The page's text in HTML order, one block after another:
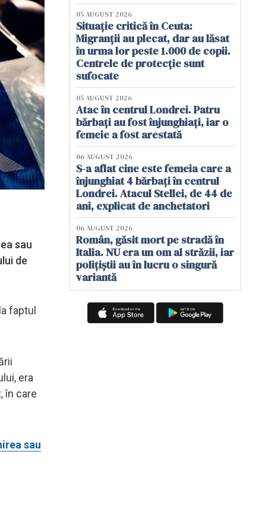
sau
de
faptul
era
în care
sau
05 AUGUST 2026
Situație critică în Ceuta:
Migranții au plecat, dar au lăsat
în urma lor peste 1.000 de copii.
Centrele de protecție sunt
sufocate
05 AUGUST 2026
Atac în centrul Londrei. Patru
bărbați au fost înjunghiați, iar o
femeie a fost arestată
06 AUGUST 2026
S-a aflat cine este femeia care a
înjunghiat 4 bărbați în centrul
Londrei. Atacul Stellei, de 44 de
ani, explicat de anchetatori
06 AUGUST 2026
Român, găsit mort pe stradă în
Italia. NU era un om al străzii, iar
polițiștii au în lucru o singură
variantă